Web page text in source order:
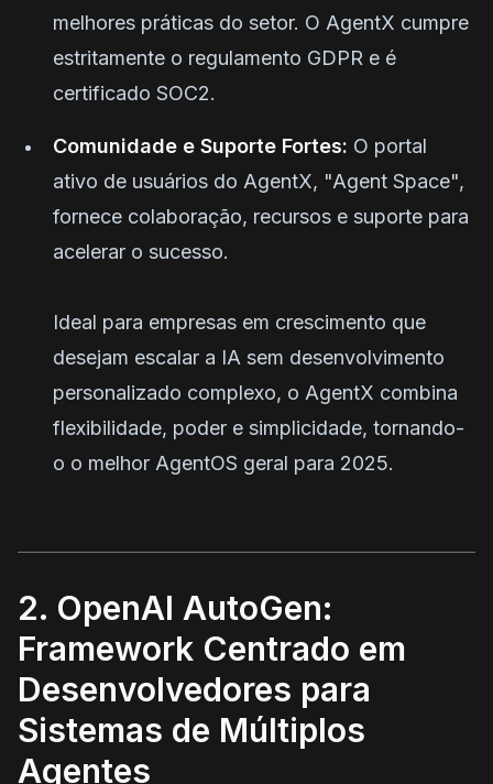
melhores práticas do setor. O AgentX cumpre
estritamente o regulamento GDPR e é
certificado SOC2.
Comunidade e Suporte Fortes: O portal
ativo de usuários do AgentX, "Agent Space",
fornece colaboração, recursos e suporte para
acelerar o sucesso.
Ideal para empresas em crescimento que
desejam escalar a IA sem desenvolvimento
personalizado complexo, o AgentX combina
flexibilidade, poder e simplicidade, tornando-
o o melhor AgentOS geral para 2025.
2. OpenAI AutoGen:
Framework Centrado em
Desenvolvedores para
Sistemas de Múltiplos
Agentes